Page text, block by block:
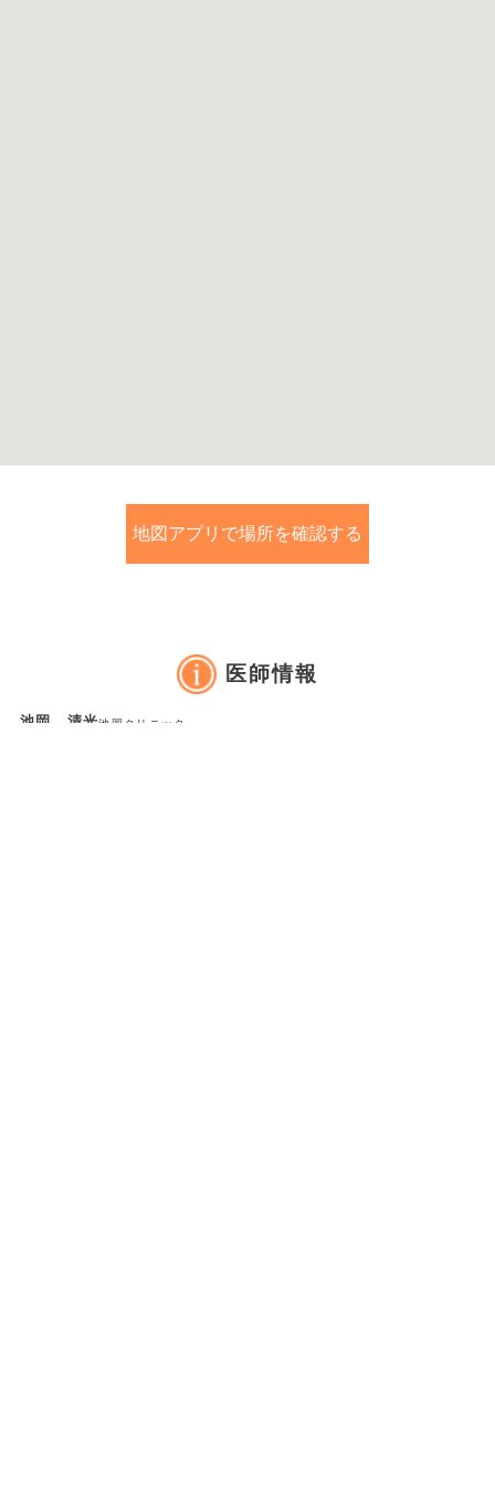
地図アプリで場所を確認する
医師情報
池岡 清光池岡クリニック